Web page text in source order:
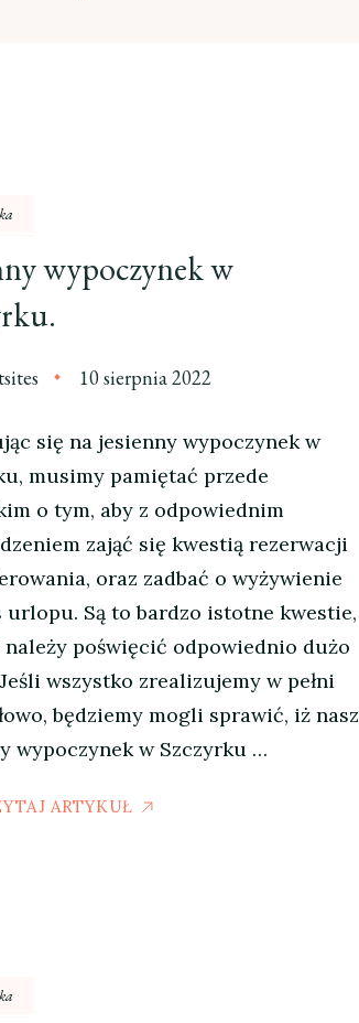
wypoczynek w
10 sierpnia 2022
się na jesienny wypoczynek w
musimy pamiętać przede
o tym, aby z odpowiednim
zająć się kwestią rezerwacji
oraz zadbać o wyżywienie
urlopu. Są to bardzo istotne kwestie,
poświęcić odpowiednio dużo
wszystko zrealizujemy w pełni
będziemy mogli sprawić, iż nasz
wypoczynek w Szczyrku …
ARTYKUŁ